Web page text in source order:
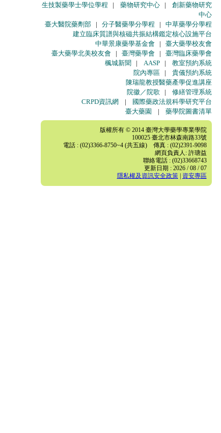
生技製藥學士學位學程 | 藥物研究中心| 創新藥物研究
中心
臺大醫院藥劑部| 分子醫藥學分學程 | 中草藥學分學程
建立臨床質譜與核磁共振結構鑑定核心設施平台
中華景康藥學基金會| 臺大藥學校友會
臺大藥學北美校友會| 臺灣藥學會| 臺灣臨床藥學會
楓城新聞 | AASP| 教室預約系統
院內專區| 貴儀預約系統
陳瑞龍教授醫藥產學促進講座
院徽／院歌 | 修繕管理系統
CRPD資訊網 |
國際藥政法規科學研究平台
臺大藥園 | 藥學院圖書清單
版權所有 © 2014 臺灣大學藥學專業學院
100025 臺北市林森南路33號
電話 : (02)3366-8750~4 (共五線) 傳真 : (02)2391-9098
網頁負責人: 許瑭益
聯絡電話 : (02)33668743
更新日期 : 2026 / 08 / 07
隱私權及資訊安全政策| 資安專區